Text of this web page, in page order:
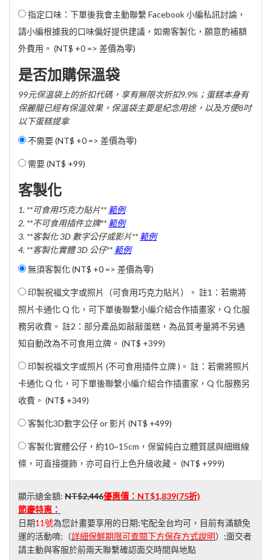
指定口味：下單後我會主動聯繫 Facebook 小編私訊討論，
請小編根據我的口味偏好提供建議，如需客製化，願意酌補額
外費用。 (NT$ +0 => 差價為零)
是否加購保溫袋
99元保溫袋上的折扣代碼，享有無限次折扣9.9%；蛋糕本身有
保麗龍已經有保溫效果，保溫袋主要是紀念用途，以及方便8吋
以下蛋糕提拿
不需要 (NT$ +0 => 差價為零)
需要 (NT$ +99)
客製化
1. **可食用巧克力貼片** 範例
2. **不可食用插件立牌** 範例
3. **客製化 3D 數字公仔或影片** 範例
4. **客製化實體 3D 公仔** 範例
無須客製化 (NT$ +0 => 差價為零)
印製祝福文字或照片（可食用巧克力貼片）。 註1：若需將
照片卡通化 Q 化，可下單後聯繫小編介紹合作插畫家，Q 化服
務另收費。 註2：部分產品如敲敲蛋糕，為品質考量將不另通
知自動改為不可食用立牌。 (NT$ +399)
印製祝福文字或照片 (不可食用插件立牌 )。 註：若需將照片
卡通化 Q 化，可下單後聯繫小編介紹合作插畫家，Q 化服務另
收費。 (NT$ +349)
客製化3D數字公仔 or 影片 (NT$ +499)
客製化實體公仔，約10~15cm，保留純白立體質感與細緻線
條，可直接擺飾，亦可自行上色升級收藏。 (NT$ +999)
顯示總金額: NT$2,446優惠價： NT$1,839(75折)
節慶特惠：
日期11號為您計畫要享用的日期;宅配全台均可，目前有滿額免
運的活動唷;（詳細保鮮期限可查閱下方保存方式說明）;面交者
請主動與客服於前兩天聯繫確認面交時間與地點